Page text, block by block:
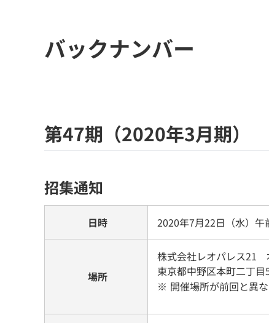
バックナンバー
第47期（2020年3月期）
招集通知
日時 2020年7月22日（水）午
場所
株式会社レオパレス21
東京都中野区本町二丁
開催場所が前回と異